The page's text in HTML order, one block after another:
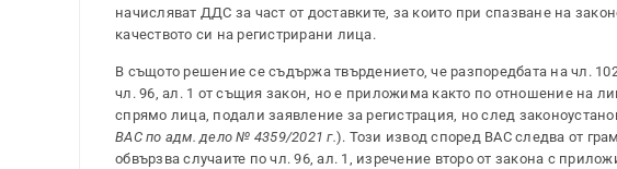
начисляват ДДС за част от доставките, за които при спазване на
качеството си на регистрирани лица.
В същото решение се съдържа твърдението, че разпоредбата на чл.
чл. 96, ал. 1 от същия закон, но е приложима както по отношение на
спрямо лица, подали заявление за регистрация, но след
ВАС по адм. дело № 4359/2021 г.). Този извод според ВАС следва от
обвързва случаите по чл. 96, ал. 1, изречение второ от закона с